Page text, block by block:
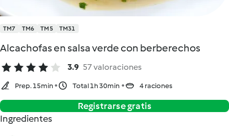
TM7 TM6 TM5 TM31
Alcachofas en salsa verde con berberechos
3.9 57 valoraciones
Prep. 15min Total 1h 30min 4 raciones
Registrarse gratis
Ingredientes